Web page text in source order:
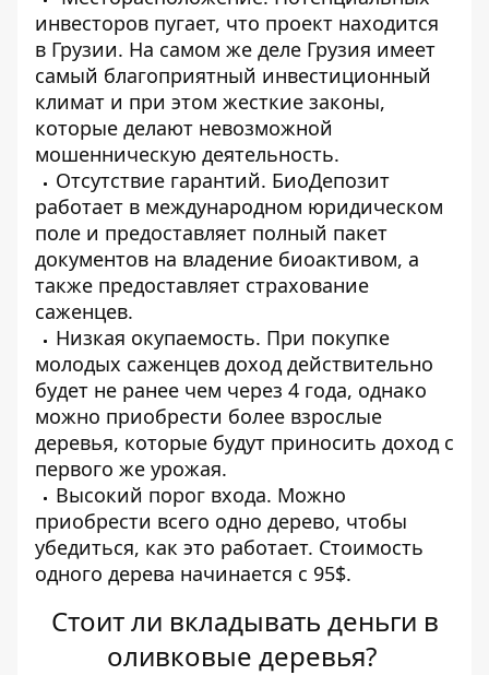
инвесторов пугает, что проект находится
в Грузии. На самом же деле Грузия имеет
самый благоприятный инвестиционный
климат и при этом жесткие законы,
которые делают невозможной
мошенническую деятельность.
Отсутствие гарантий. БиоДепозит
работает в международном юридическом
поле и предоставляет полный пакет
документов на владение биоактивом, а
также предоставляет страхование
саженцев.
Низкая окупаемость. При покупке
молодых саженцев доход действительно
будет не ранее чем через 4 года, однако
можно приобрести более взрослые
деревья, которые будут приносить доход с
первого же урожая.
Высокий порог входа. Можно
приобрести всего одно дерево, чтобы
убедиться, как это работает. Стоимость
одного дерева начинается с 95$.
Стоит ли вкладывать деньги в
оливковые деревья?